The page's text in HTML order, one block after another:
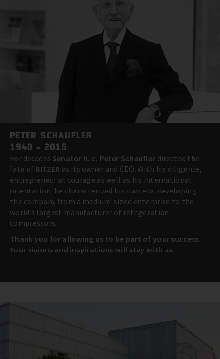
PETER SCHAUFLER
1940 - 2015
For decades Senator h. c. Peter Schaufler directed the
fate of BITZER as its owner and CEO. With his diligence,
entrepreneurial courage as well as his international
orientation, he characterized his own era, developing
the company from a medium-sized enterprise to the
world’s largest manufacturer of refrigeration
compressors.
Thank you for allowing us to be part of your success.
Your visions and inspirations will stay with us.